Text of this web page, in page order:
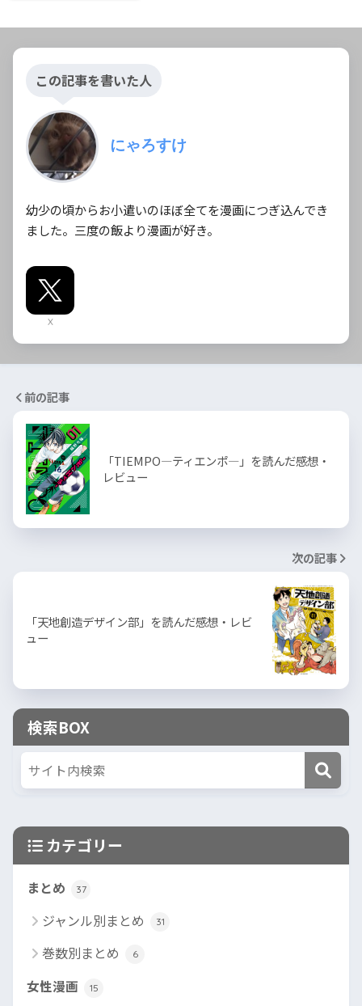
この記事を書いた人
にゃろすけ
幼少の頃からお小遣いのほぼ全てを漫画につぎ込んでき
ました。三度の飯より漫画が好き。
X
前の記事
「TIEMPO―ティエンポ―」を読んだ感想・
レビュー
次の記事
「天地創造デザイン部」を読んだ感想・レビ
ュー
検索BOX
カテゴリー
まとめ 37
ジャンル別まとめ 31
巻数別まとめ 6
女性漫画 15